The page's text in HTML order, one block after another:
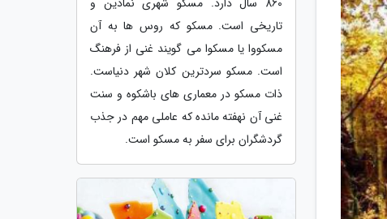
تاریخی است. مسکو که روس ها به آن
مسکووا یا مسکوا می گویند غنی از فرهنگ
است. مسکو سردترین کلان شهر دنیاست.
ذات مسکو در معماری های باشکوه و سنت
غنی آن نهفته مانده که عاملی مهم در جذب
گردشگران برای سفر به مسکو است.